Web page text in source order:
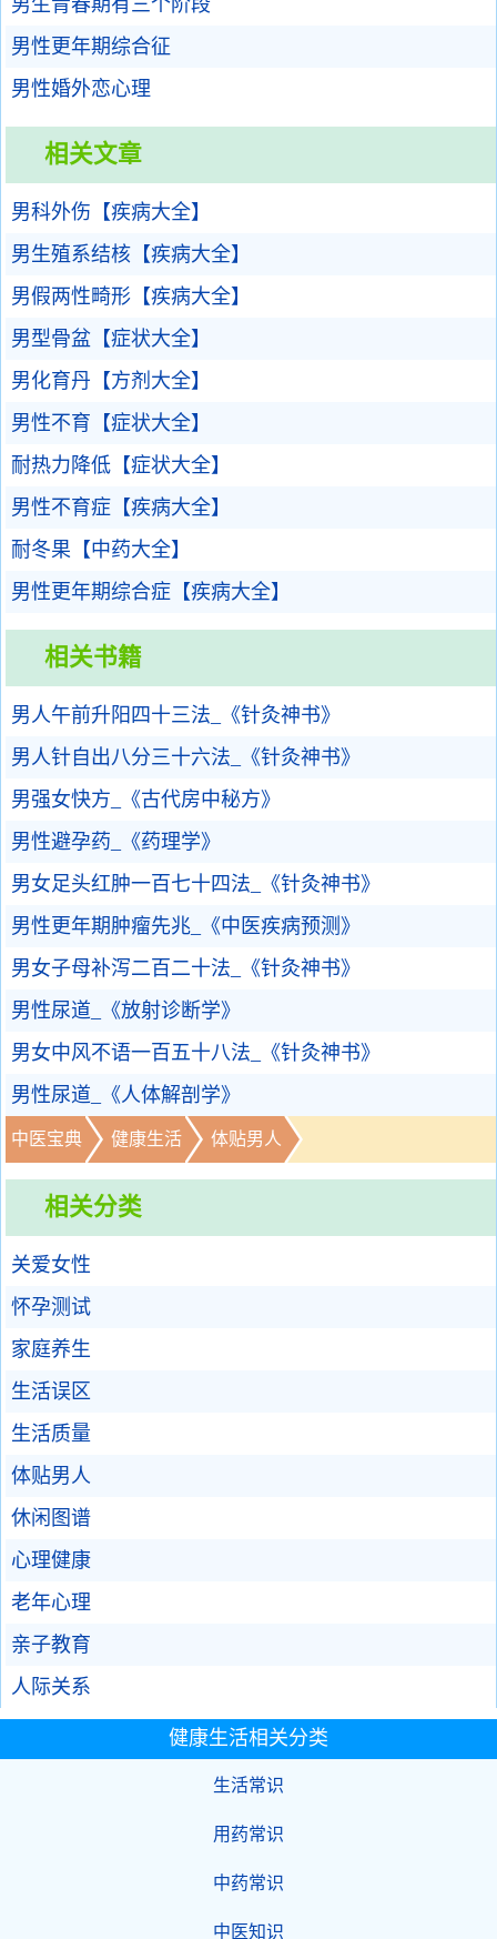
男生青春期有三个阶段
男性更年期综合征
男性婚外恋心理
相关文章
男科外伤【疾病大全】
男生殖系结核【疾病大全】
男假两性畸形【疾病大全】
男型骨盆【症状大全】
男化育丹【方剂大全】
男性不育【症状大全】
耐热力降低【症状大全】
男性不育症【疾病大全】
耐冬果【中药大全】
男性更年期综合症【疾病大全】
相关书籍
男人午前升阳四十三法_《针灸神书》
男人针自出八分三十六法_《针灸神书》
男强女快方_《古代房中秘方》
男性避孕药_《药理学》
男女足头红肿一百七十四法_《针灸神书》
男性更年期肿瘤先兆_《中医疾病预测》
男女子母补泻二百二十法_《针灸神书》
男性尿道_《放射诊断学》
男女中风不语一百五十八法_《针灸神书》
男性尿道_《人体解剖学》
中医宝典 健康生活 体贴男人
相关分类
关爱女性
怀孕测试
家庭养生
生活误区
生活质量
体贴男人
休闲图谱
心理健康
老年心理
亲子教育
人际关系
健康生活相关分类
生活常识
用药常识
中药常识
中医知识